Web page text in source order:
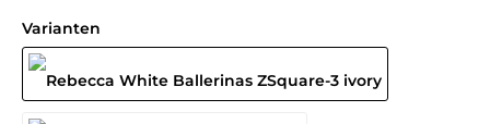
Varianten